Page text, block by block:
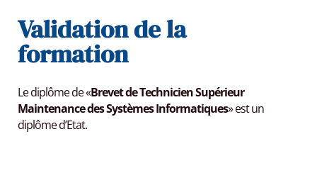
Validation de la
formation
Le diplôme de «Brevet de Technicien Supérieur
Maintenance des Systèmes Informatiques» est un
diplôme d’Etat.